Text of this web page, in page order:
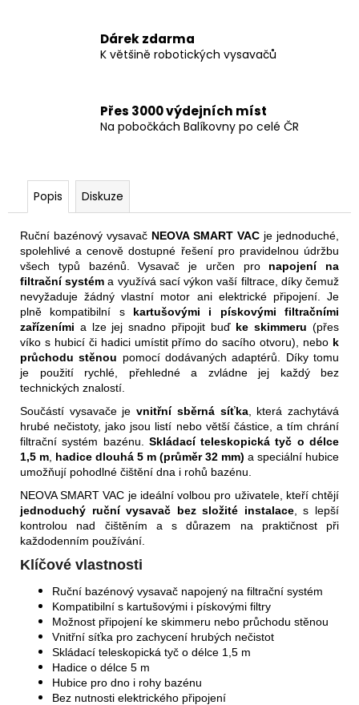
Dárek zdarma
K většině robotických vysavačů
Přes 3000 výdejních míst
Na pobočkách Balíkovny po celé ČR
Popis Diskuze
Ruční bazénový vysavač NEOVA SMART VAC je jednoduché,
spolehlivé a cenově dostupné řešení pro pravidelnou údržbu
všech typů bazénů. Vysavač je určen pro napojení na
filtrační systém a využívá sací výkon vaší filtrace, díky čemuž
nevyžaduje žádný vlastní motor ani elektrické připojení. Je
plně kompatibilní s kartušovými i pískovými filtračními
zařízeními a lze jej snadno připojit buď ke skimmeru(přes
víko s hubicí či hadici umístit přímo do sacího otvoru), nebo k
průchodu stěnou pomocí dodávaných adaptérů. Díky tomu
je použití rychlé, přehledné a zvládne jej každý bez
technických znalostí.
Součástí vysavače jevnitřní sběrná síťka, která zachytává
hrubé nečistoty, jako jsou listí nebo větší částice, a tím chrání
filtrační systém bazénu. Skládací teleskopická tyč o délce
1,5 m hadice dlouhá 5 m (průměr 32 mm) a speciální hubice
umožňují pohodlné čištění dna i rohů bazénu.
NEOVA SMART VAC je ideální volbou pro uživatele, kteří chtějí
jednoduchý ruční vysavač bez složité instalace, s lepší
kontrolou nad čištěním a s důrazem na praktičnost při
každodenním používání.
Klíčové vlastnosti
Ruční bazénový vysavač napojený na filtrační systém
Kompatibilní s kartušovými i pískovými filtry
Možnost připojení ke skimmeru nebo průchodu stěnou
Vnitřní síťka pro zachycení hrubých nečistot
Skládací teleskopická tyč o délce 1,5 m
Hadice o délce 5 m
Hubice pro dno i rohy bazénu
Bez nutnosti elektrického připojení